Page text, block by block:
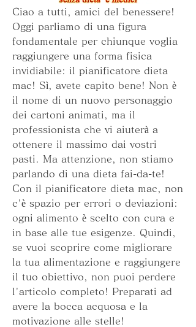
Ciao a tutti, amici del benessere!
Oggi parliamo di una figura
fondamentale per chiunque voglia
raggiungere una forma fisica
invidiabile: il pianificatore dieta
mac! Sì, avete capito bene! Non è
il nome di un nuovo personaggio
dei cartoni animati, ma il
professionista che vi aiuterà a
ottenere il massimo dai vostri
pasti. Ma attenzione, non stiamo
parlando di una dieta fai-da-te!
Con il pianificatore dieta mac, non
c'è spazio per errori o deviazioni:
ogni alimento è scelto con cura e
in base alle tue esigenze. Quindi,
se vuoi scoprire come migliorare
la tua alimentazione e raggiungere
il tuo obiettivo, non puoi perdere
l'articolo completo! Preparati ad
avere la bocca acquosa e la
motivazione alle stelle!